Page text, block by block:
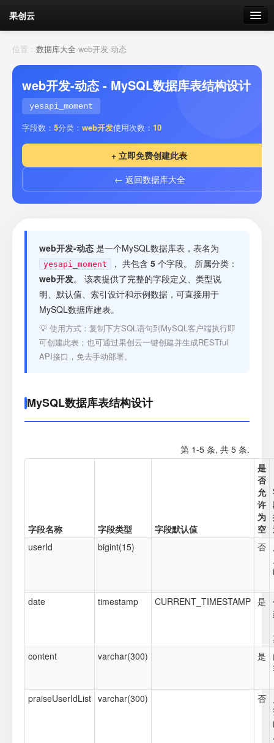
果创云
数据表单
API接口
云存储
我的
套餐 加流量
接口测试
位置： 数据库大全›web开发-动态
web开发-动态 - MySQL数据库表结构设计
yesapi_moment
字段数： 5分类： web开发使用次数： 10
+ 立即免费创建此表
← 返回数据库大全
web开发-动态 是一个MySQL数据库表，表名为
yesapi_moment ， 共包含 5 个字段。 所属分类：
web开发。 该表提供了完整的字段定义、类型说
明、默认值、索引设计和示例数据，可直接用于
MySQL数据库建表。
💡 使用方式：复制下方SQL语句到MySQL客户端执行即
可创建此表；也可通过果创云一键创建并生成RESTful
API接口，免去手动部署。
MySQL数据库表结构设计
第 1-5 条, 共 5 条.
字段名称 字段类型 字段默认值
是
否
允
许
为
空
userId
bigint(15) 否
date timestamp CURRENT_TIMESTAMP 是
content
varchar(300) 是
praiseUserIdList varchar(300) 否